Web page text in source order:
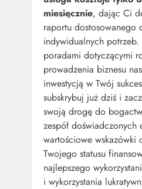
miesięcznie, dając Ci
raportu dostosowanego
indywidualnych
poradami dotyczącymi
prowadzenia biznesu
inwestycją w Twój
subskrybuj już dziś i
swoją drogę do
zespół doświadczonych
wartościowe wskazówki
Twojego statusu
najlepszego
i wykorzystania